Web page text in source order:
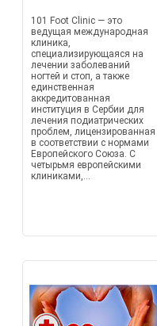
101 Foot Clinic — это
ведущая международная
клиника,
специализирующаяся на
лечении заболеваний
ногтей и стоп, а также
единственная
аккредитованная
институция в Сербии для
лечения подиатрических
проблем, лицензированная
в соответствии с нормами
Европейского Союза. С
четырьмя европейскими
клиниками,...